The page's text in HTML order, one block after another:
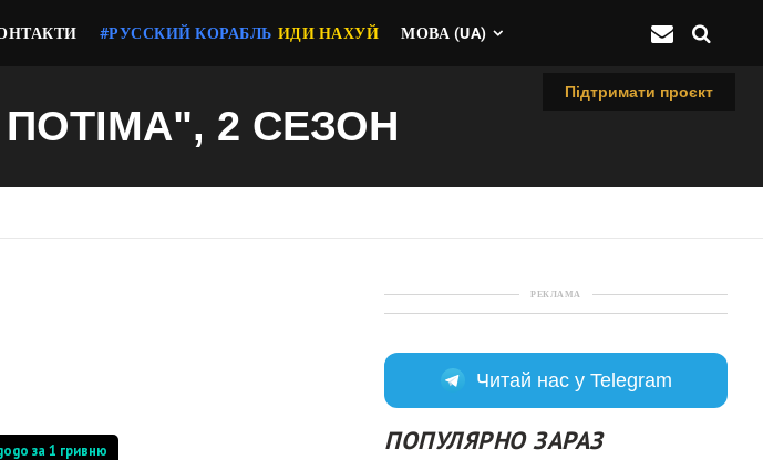
#РУССКИЙ КОРАБЛЬ ИДИ НАХУЙ МОВА (UA)
Підтримати проєкт
2 СЕЗОН
за 1 гривню
РЕКЛАМА
Читай нас у Telegram
ПОПУЛЯРНО ЗАРАЗ